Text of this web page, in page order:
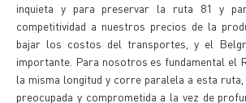
inquieta y para preservar la ruta 81 y
competitividad a nuestros precios de la
bajar los costos del transportes, y el
importante. Para nosotros es fundamental el
la misma longitud y corre paralela a esta
preocupada y comprometida a la vez de